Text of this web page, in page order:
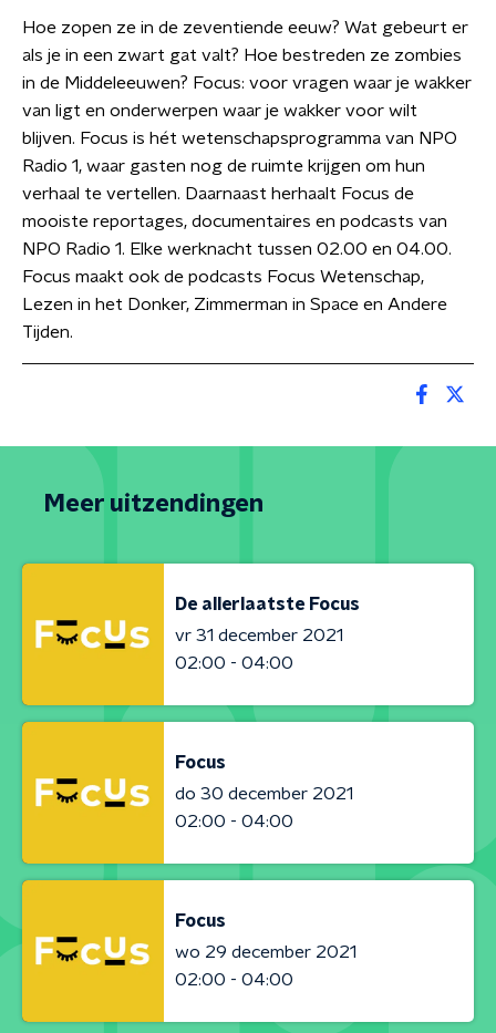
Hoe zopen ze in de zeventiende eeuw? Wat gebeurt er
als je in een zwart gat valt? Hoe bestreden ze zombies
in de Middeleeuwen? Focus: voor vragen waar je wakker
van ligt en onderwerpen waar je wakker voor wilt
blijven. Focus is hét wetenschapsprogramma van NPO
Radio 1, waar gasten nog de ruimte krijgen om hun
verhaal te vertellen. Daarnaast herhaalt Focus de
mooiste reportages, documentaires en podcasts van
NPO Radio 1. Elke werknacht tussen 02.00 en 04.00.
Focus maakt ook de podcasts Focus Wetenschap,
Lezen in het Donker, Zimmerman in Space en Andere
Tijden.
Meer uitzendingen
De allerlaatste Focus
vr 31 december 2021
02:00 - 04:00
Focus
do 30 december 2021
02:00 - 04:00
Focus
wo 29 december 2021
02:00 - 04:00